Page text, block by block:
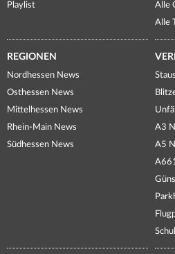
Playlist
Alle
Alle
REGIONEN
Nordhessen News
Osthessen News
Mittelhessen News
Rhein-Main News
Südhessen News
A3
A5